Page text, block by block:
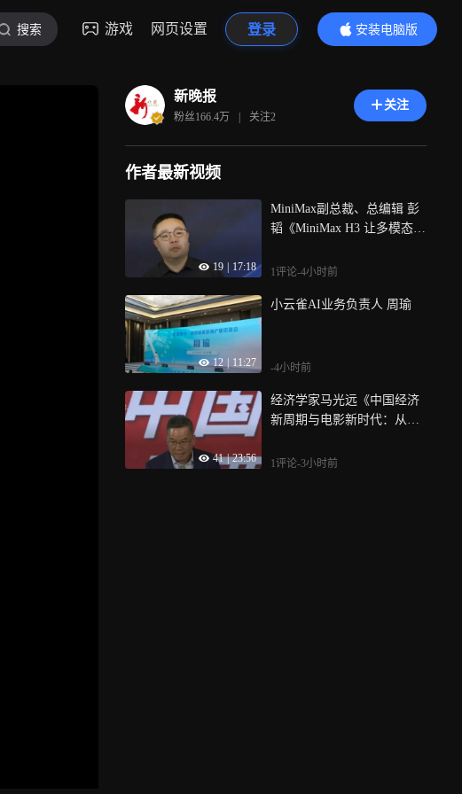
搜索 游戏 网页设置 登录
安装电脑版
内容更精彩
新晚报
粉丝166.4万 | 关注2
关注
作者最新视频
19 17:18
MiniMax副总裁、总编辑 彭
韬《MiniMax H3 让多模态智
1评论-4小时前
12 11:27
小云雀AI业务负责人 周瑜
-4小时前
41 | 23:56
经济学家马光远《中国经济
新周期与电影新时代：从票
济》
1评论-3小时前